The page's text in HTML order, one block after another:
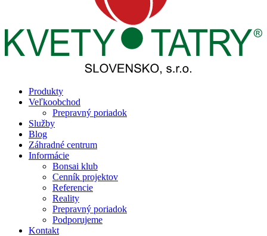
Produkty
Veľkoobchod
Prepravný poriadok
Služby
Blog
Záhradné centrum
Informácie
Bonsai klub
Cenník projektov
Referencie
Reality
Prepravný poriadok
Podporujeme
Kontakt